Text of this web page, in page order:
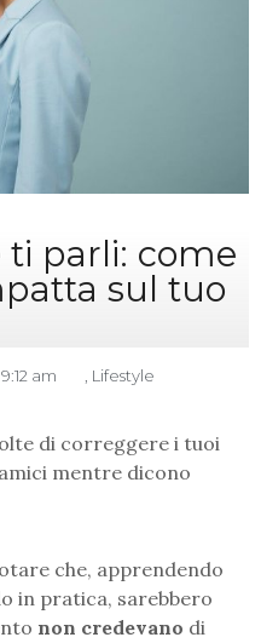
parli: come
sul tuo
9:12 am Lifestyle
di correggere i tuoi
mentre dicono
che, apprendendo
in pratica, sarebbero
non credevano di